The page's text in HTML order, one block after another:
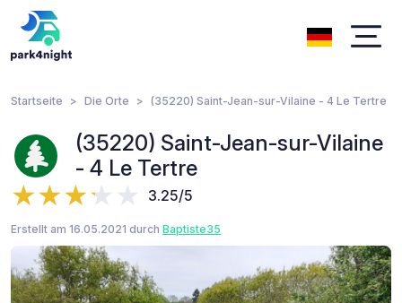
Startseite Die Orte (35220) Saint-Jean-sur-Vilaine - 4 Le Tertre
(35220) Saint-Jean-sur-Vilaine
- 4 Le Tertre
3.25/5
Erstellt am 16.05.2021 durch Baptiste35